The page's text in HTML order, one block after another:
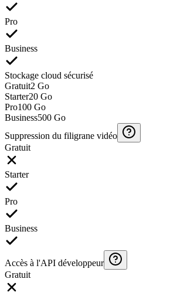
Pro
Business
Stockage cloud sécurisé
Gratuit2 Go
Starter20 Go
Pro100 Go
Business500 Go
Suppression du filigrane vidéo
Gratuit
Starter
Pro
Business
Accès à l'API développeur
Gratuit